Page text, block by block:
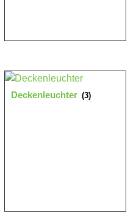
Deckenleuchter (3)